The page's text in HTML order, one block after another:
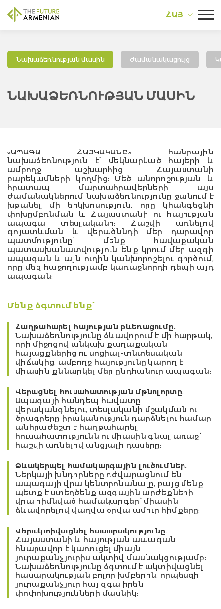
ՀԱՅ
Նախաձեռնության մասին Ժամանակացույց
ՆԱԽԱՁԵՌՆՈՒԹՅԱՆ ՄԱՍԻՆ
«ԱՊԱԳԱ ՀԱՅԿԱԿԱՆԸ» հանրային
նախաձեռնություն է՝ մեկնարկած հայերի և
ամբողջ աշխարհից Հայաստանի
բարեկամների կողմից: Մեծ անորոշության և
հրատապ մարտահրավերների այս
ժամանակներում նախաձեռնությունը ջանում է
խթանել մի երկխոսություն, որը կհանգեցնի
փոխըմբռնման և Հայաստանի ու հայության
ապագա տեսլականի: Հաշվի առնելով
գոյատևման և վերածննդի մեր դարավոր
պատմությունը՝ մենք հավաքական
պատասխանատվություն ենք կրում մեր ազգի
ապագան և այն ուղին կանխորոշելու գործում,
որը մեզ հաջողությամբ կառաջնորդի դեպի այդ
ապագան:
Մենք ձգտում ենք՝
Հաղթահարել հայության բևեռացումը.
Նախաձեռնությունը ձևավորում է մի հարթակ,
որի միջոցով անկախ քաղաքական
հայացքներից ու սոցիալ-տնտեսական
վիճակից, ամբողջ հայությունը կարող է
միասին քննարկել մեր ընդհանուր ապագան:
Վերացնել հուսահատության մթնոլորտը.
Ապագայի հանդեպ հավատը
վերականգնելու, տեսլականի մշակման ու
ծրագրերը իրականություն դարձնելու համար
անհրաժեշտ է հաղթահարել
հուսահատությունն ու միասին գնալ առաջ՝
հաշվի առնելով անցյալի դասերը:
Ձևակերպել համակարգային լուծումներ.
Ներկայի խնդիրները դժվարացնում են
ապագայի վրա կենտրոնանալը, բայց մենք
պետք է ստեղծենք ազգային արժեքների
վրա հիմնված համակարգեր՝ միասին
ձևավորելով վաղվա օրվա ամուր հիմքերը:
Վերակտիվացնել հասարակությունը.
Հայաստանի և հայության ապագան
հնարավոր է կառուցել միայն
յուրաքանչյուրիս ակտիվ մասնակցությամբ:
Նախաձեռնությունը ձգտում է ակտիվացնել
հասարակության բոլոր խմբերին, որպեսզի
յուրաքանչյուր հայ զգա իրեն
փոփոխությունների մասնիկ: